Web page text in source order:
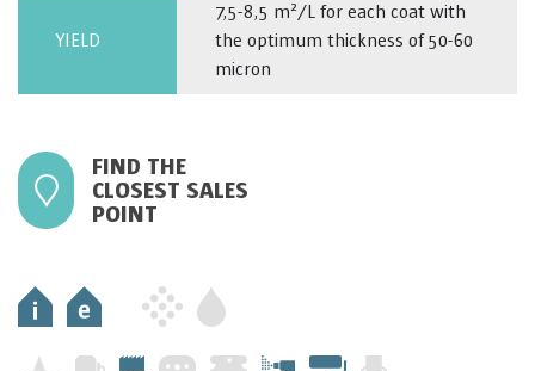
YIELD
7,5-8,5 m²/L for each coat with
the optimum thickness of 50-60
micron
FIND THE
CLOSEST SALES
POINT